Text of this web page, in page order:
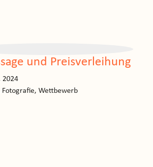
und Preisverleihung
2024
Fotografie, Wettbewerb